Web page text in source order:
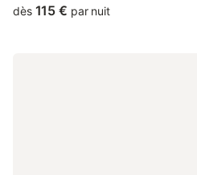
dès 115 € par nuit